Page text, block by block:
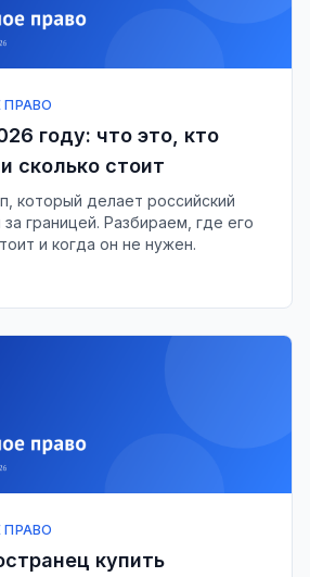
году: что это, кто
сколько стоит
который делает российский
границей. Разбираем, где его
и когда он не нужен.
купить